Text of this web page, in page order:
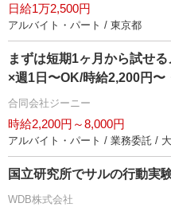
日給1万2,500円
アルバイト・パート / 東京都
まずは短期1ヶ月から試せ
×週1日〜OK/時給2,200円〜
合同会社ジーニー
時給2,200円～8,000円
アルバイト・パート / 業務委託 /
国立研究所でサルの行動実
WDB株式会社